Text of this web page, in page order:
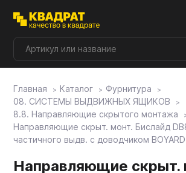
Плитные материалы
Фурнитура
Столешницы
Главная Каталог
Фурнитура
08. СИСТЕМЫ ВЫДВИЖНЫХ ЯЩИКОВ
8.8. Направляющие скрытого монтажа
Направляющие скрыт. монт. Бислайд
частичного выдв. с доводчиком BOYARD
Направляющие скрыт.